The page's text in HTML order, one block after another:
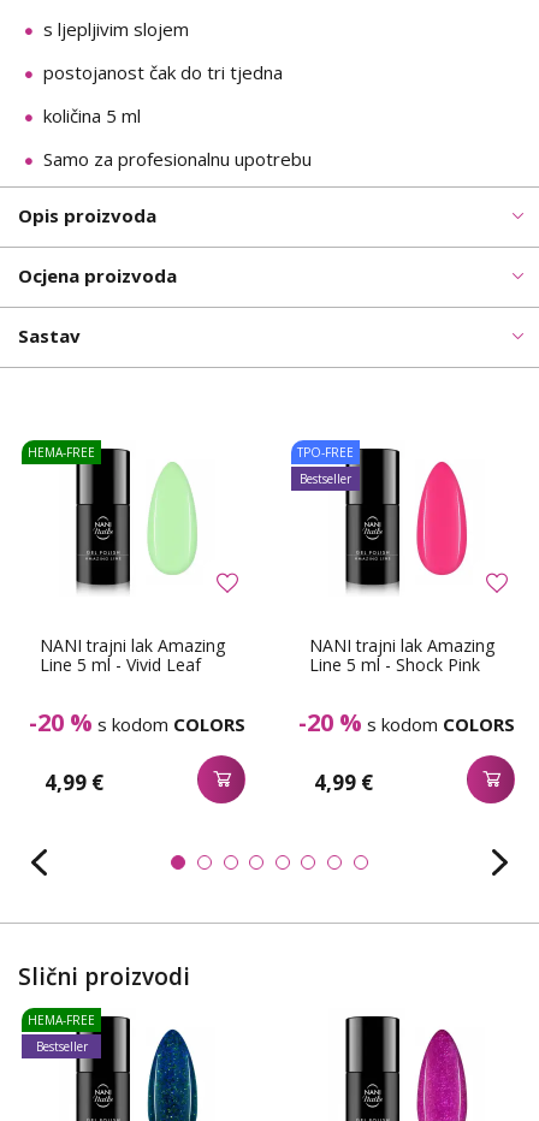
s ljepljivim slojem
postojanost čak do tri tjedna
količina 5 ml
Samo za profesionalnu upotrebu
Opis proizvoda
Ocjena proizvoda
Sastav
NANI trajni lak Amazing
Line 5 ml - Vivid Leaf
-20 % s kodom COLORS
4,99 €
HEMA-FREE
NANI trajni lak Amazing
Line 5 ml - Shock Pink
-20 % s kodom COLORS
4,99 €
TPO-FREE
Bestseller
Slični proizvodi
HEMA-FREE
Bestseller